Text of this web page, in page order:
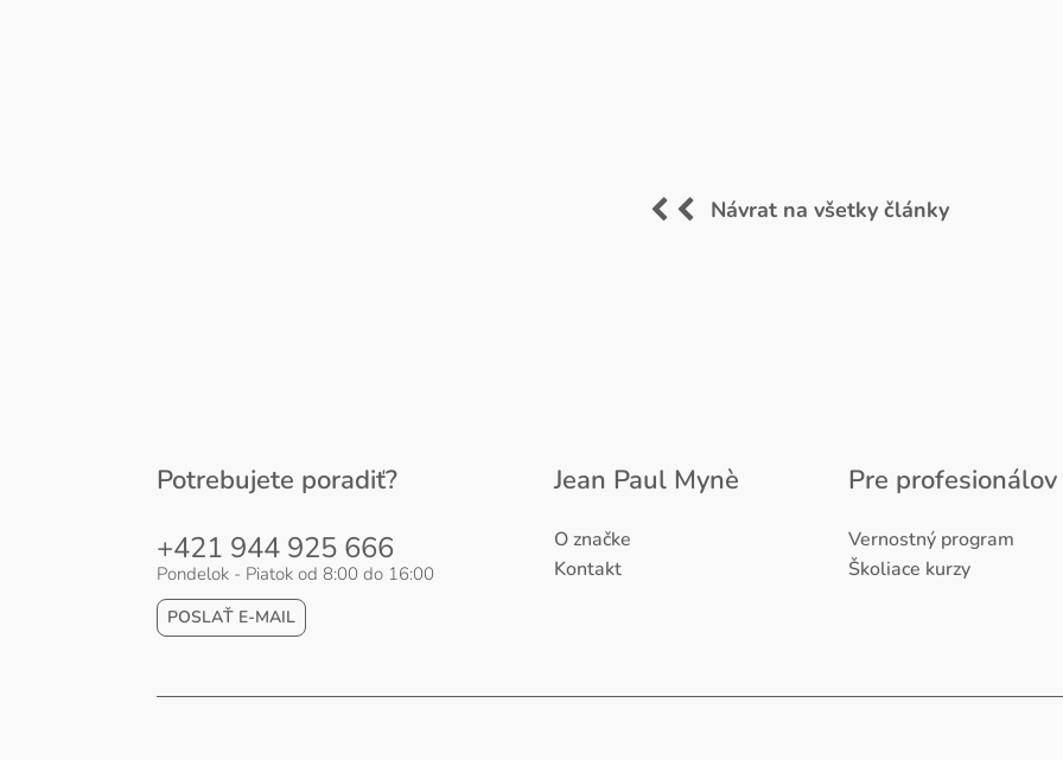
Návrat na všetky články
Potrebujete poradiť?
+421 944 925 666
Pondelok - Piatok od 8:00 do 16:00
POSLAŤ E-MAIL
Jean Paul Mynè
O značke
Kontakt
Pre profesionálov
Vernostný program
Školiace kurzy